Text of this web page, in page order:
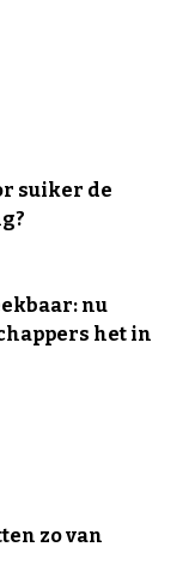
suiker de
nu
het in
zo van